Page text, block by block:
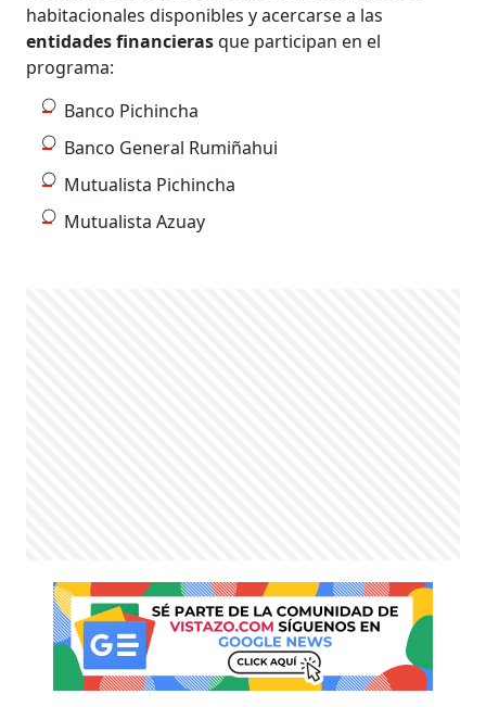
habitacionales disponibles y acercarse a las
entidades financierasque participan en el
programa:
Banco Pichincha
Banco General Rumiñahui
Mutualista Pichincha
Mutualista Azuay